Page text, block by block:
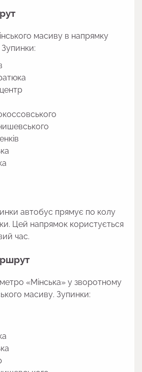
масиву в напрямку
автобус прямує по колу
Цей напрямок користується
час.
метро «Мінська» у зворотному
масиву. Зупинки: